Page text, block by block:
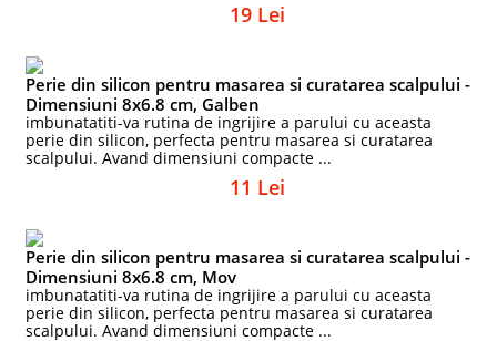
19 Lei
Perie din silicon pentru masarea si curatarea scalpului -
Dimensiuni 8x6.8 cm, Galben
imbunatatiti-va rutina de ingrijire a parului cu aceasta
perie din silicon, perfecta pentru masarea si curatarea
scalpului. Avand dimensiuni compacte ...
11 Lei
Perie din silicon pentru masarea si curatarea scalpului -
Dimensiuni 8x6.8 cm, Mov
imbunatatiti-va rutina de ingrijire a parului cu aceasta
perie din silicon, perfecta pentru masarea si curatarea
scalpului. Avand dimensiuni compacte ...